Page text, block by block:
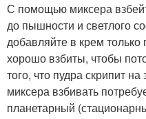
С помощью миксера
до пышности и светлого
добавляйте в крем только
хорошо взбиты, чтобы
того, что пудра скрипит
миксера взбивать
планетарный